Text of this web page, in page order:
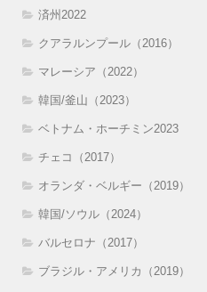
済州2022
クアラルンプール（2016）
マレーシア（2022）
韓国/釜山（2023）
ベトナム・ホーチミン2023
チェコ（2017）
オランダ・ベルギー（2019）
韓国/ソウル（2024）
バルセロナ（2017）
ブラジル・アメリカ（2019）